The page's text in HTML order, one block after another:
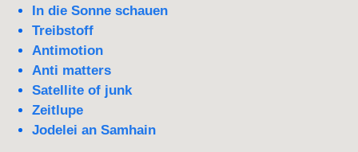
In die Sonne schauen
Treibstoff
Antimotion
Anti matters
Satellite of junk
Zeitlupe
Jodelei an Samhain